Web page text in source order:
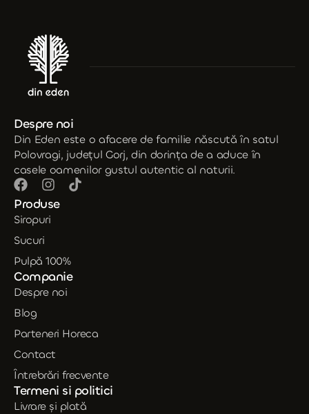
Despre noi
Din Eden este o afacere de familie născută în satul
Polovragi, județul Gorj, din dorința de a aduce în
casele oamenilor gustul autentic al naturii.
Produse
Siropuri
Sucuri
Pulpă 100%
Companie
Despre noi
Blog
Parteneri Horeca
Contact
Întrebrări frecvente
Termeni si politici
Livrare și plată